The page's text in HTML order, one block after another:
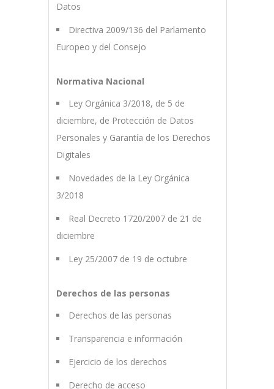
Datos
Directiva 2009/136 del Parlamento
Europeo y del Consejo
Normativa Nacional
Ley Orgánica 3/2018, de 5 de
diciembre, de Protección de Datos
Personales y Garantía de los Derechos
Digitales
Novedades de la Ley Orgánica
3/2018
Real Decreto 1720/2007 de 21 de
diciembre
Ley 25/2007 de 19 de octubre
Derechos de las personas
Derechos de las personas
Transparencia e información
Ejercicio de los derechos
Derecho de acceso